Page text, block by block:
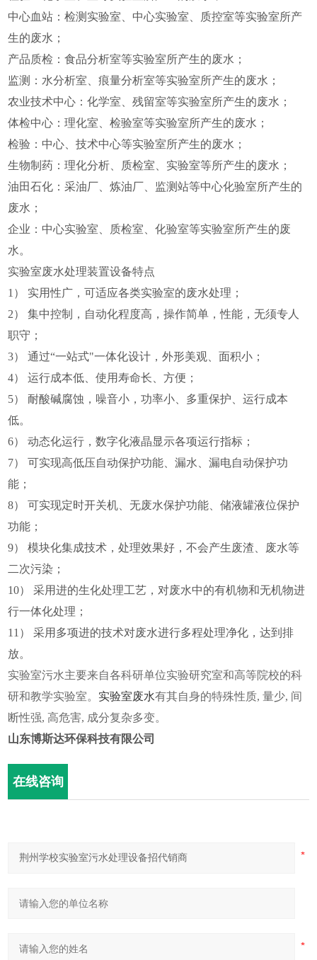
中心血站：检测实验室、中心实验室、质控室等实验室所产
生的废水；
产品质检：食品分析室等实验室所产生的废水；
监测：水分析室、痕量分析室等实验室所产生的废水；
农业技术中心：化学室、残留室等实验室所产生的废水；
体检中心：理化室、检验室等实验室所产生的废水；
检验：中心、技术中心等实验室所产生的废水；
生物制药：理化分析、质检室、实验室等所产生的废水；
油田石化：采油厂、炼油厂、监测站等中心化验室所产生的
废水；
企业：中心实验室、质检室、化验室等实验室所产生的废
水。
实验室废水处理装置设备特点
1） 实用性广，可适应各类实验室的废水处理；
2） 集中控制，自动化程度高，操作简单，性能，无须专人
职守；
3） 通过“一站式"一体化设计，外形美观、面积小；
4） 运行成本低、使用寿命长、方便；
5） 耐酸碱腐蚀，噪音小，功率小、多重保护、运行成本
低。
6） 动态化运行，数字化液晶显示各项运行指标；
7） 可实现高低压自动保护功能、漏水、漏电自动保护功
能；
8） 可实现定时开关机、无废水保护功能、储液罐液位保护
功能；
9） 模块化集成技术，处理效果好，不会产生废渣、废水等
二次污染；
10） 采用进的生化处理工艺，对废水中的有机物和无机物进
行一体化处理；
11） 采用多项进的技术对废水进行多程处理净化，达到排
放。
实验室污水主要来自各科研单位实验研究室和高等院校的科
研和教学实验室。 实验室废水有其自身的特殊性质, 量少, 间
断性强, 高危害, 成分复杂多变。
山东博斯达环保科技有限公司
在线咨询